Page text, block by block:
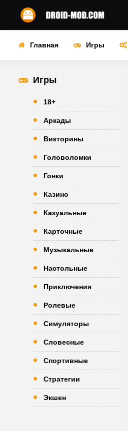
Главная Игры
Игры
18+
Аркады
Викторины
Головоломки
Гонки
Казино
Казуальные
Карточные
Музыкальные
Настольные
Приключения
Ролевые
Симуляторы
Словесные
Спортивные
Стратегии
Экшен